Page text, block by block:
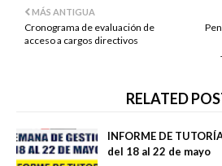
MÁS ANTIGUA
Cronograma de evaluación de
acceso a cargos directivos
RELATED
INFORME DE
del 18 al 22 de mayo